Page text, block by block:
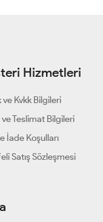
Hizmetleri
ve Kvkk Bilgileri
Teslimat Bilgileri
İade Koşulları
Satış Sözleşmesi